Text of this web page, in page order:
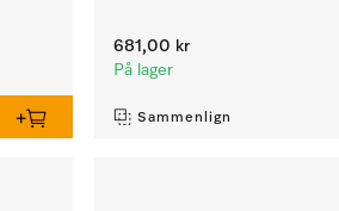
681,00 kr
På lager
Sammenlign